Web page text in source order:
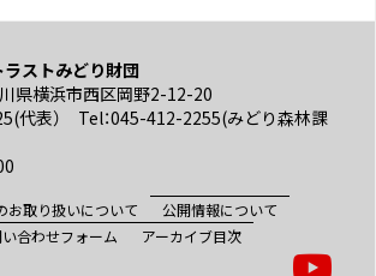
ラストみどり財団
県横浜市西区岡野2-12-20
代表） Tel：045-412-2255(みどり森林課
お取り扱いについて
公開情報について
合わせフォーム
アーカイブ目次